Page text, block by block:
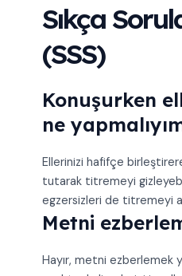
Sıkça
(SSS)
Konuşurken
ne
Ellerinizi hafifçe
tutarak titremeyi
egzersizleri de titremeyi
Metni
Hayır, metni ezberlemek